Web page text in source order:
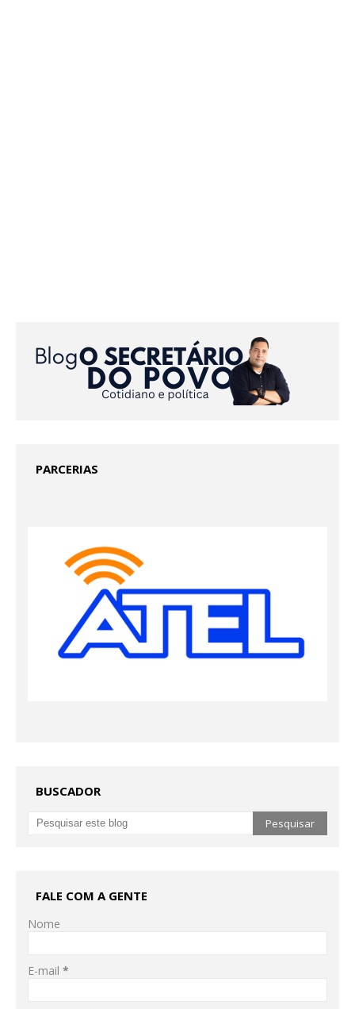
PARCERIAS
BUSCADOR
FALE COM A GENTE
Nome
E-mail *